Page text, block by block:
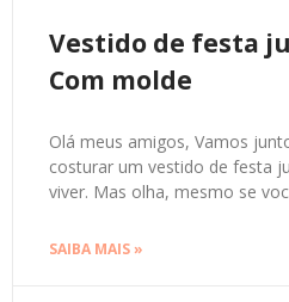
Vestido de festa
Com molde
Olá meus amigos, Vamos
costurar um vestido de festa
viver. Mas olha, mesmo se
SAIBA MAIS »